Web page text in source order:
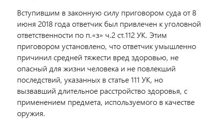
Вступившим в законную силу приговором суда от 8
июня 2018 года ответчик был привлечен к уголовной
ответственности по п.«з» ч.2 ст.112 УК. Этим
приговором установлено, что ответчик умышленно
причинил средней тяжести вред здоровью, не
опасный для жизни человека и не повлекший
последствий, указанных в статье 111 УК, но
вызвавший длительное расстройство здоровья, с
применением предмета, используемого в качестве
оружия.